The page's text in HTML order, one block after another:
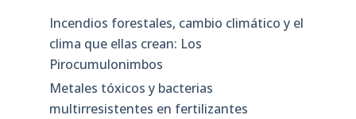
Incendios forestales, cambio climático y el
clima que ellas crean: Los
Pirocumulonimbos
Metales tóxicos y bacterias
multirresistentes en fertilizantes